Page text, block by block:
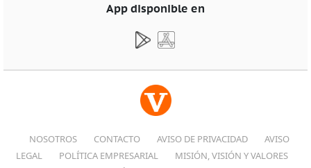
App disponible en
NOSOTROS CONTACTO AVISO DE PRIVACIDAD
AVISO
LEGAL
POLÍTICA EMPRESARIAL
MISIÓN, VISIÓN Y VALORES